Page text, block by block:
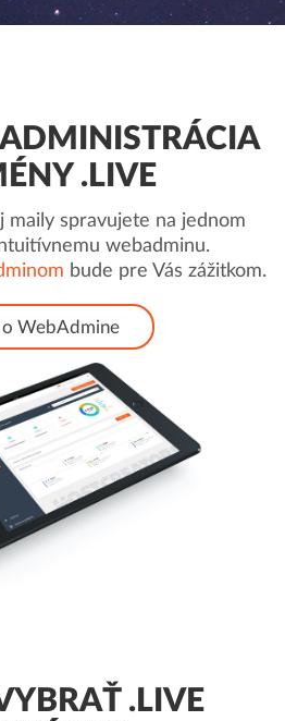
.LIVE
maily spravujete na jednom
webadminu.
bude pre Vás zážitkom.
o WebAdmine
.LIVE